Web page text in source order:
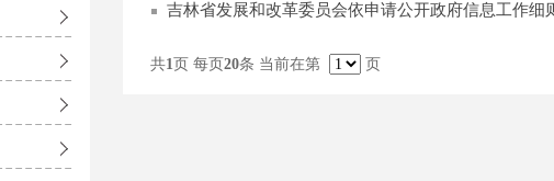
吉林省发展和改革委员会依申请公开政府信息工作细
共1页 每页 20条 当前在第 页